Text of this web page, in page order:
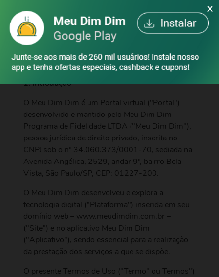
X
ENTRAR
1. Introdução
O Meu Dim Dim é um Portal virtual ("Portal")
desenvolvido e mantido pelo Meu Dim Dim
Programa de Fidelidade LTDA ("Meu Dim Dim"),
pessoa jurídica de direito privado, inscrita no
CNPJ sob o nº 34.060.373/0001-70, sediada na
Avenida Angélica, 2529, andar 9º, bairro Bela
Vista, São Paulo/SP, CEP: 01227-200.
O Meu Dim Dim desenvolveu e explora a
tecnologia digital ("Plataforma") inserida em seu
domínio web – www.meudimdim.com.br –
("Site") e no aplicativo Meu Dim Dim
("Aplicativo"), sendo essencial para a realização
da prestação dos serviços a que se dispõe.
O presente Termos de Uso ("Termo" ou Termos")